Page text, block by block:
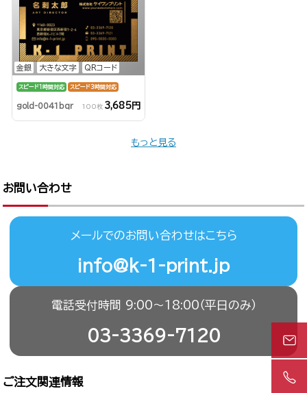
金銀 大きな文字 QRコード
スピード1時間対応 スピード3時間対応
gold-0041bqr 100枚 3,685円
もっと見る
お問い合わせ
メールでのお問い合わせはこちら
info@k-1-print.jp
電話受付時間 9:00〜18:00（平日のみ）
03-3369-7120
ご注文関連情報